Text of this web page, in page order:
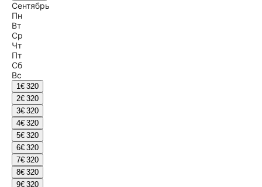
Сентябрь
Пн
Вт
Ср
Чт
Пт
Сб
Вс
1€ 320
2€ 320
3€ 320
4€ 320
5€ 320
6€ 320
7€ 320
8€ 320
9€ 320